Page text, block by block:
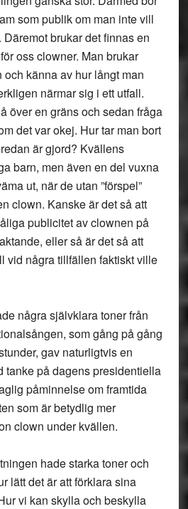
som publik om man inte vill
brukar det finnas en
oss clowner. Man brukar
och känna av hur långt man
närmar sig i ett utfall.
över en gräns och sedan fråga
det var okej. Hur tar man bort
är gjord? Kvällens
barn, men även en del vuxna
ut, när de utan ”förspel”
clown. Kanske är det så att
publicitet av clownen på
eller så är det så att
vid några tillfällen faktiskt ville
några självklara toner från
som gång på gång
gav naturligtvis en
tanke på dagens presidentiella
påminnelse om framtida
som är betydlig mer
clown under kvällen.
hade starka toner och
lätt det är att förklara sina
vi kan skylla och beskylla